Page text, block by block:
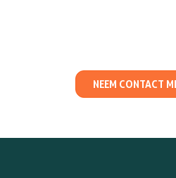
NEEM CONTACT